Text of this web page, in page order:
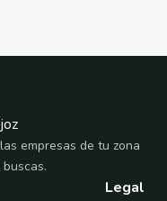
empresas de tu zona
Legal